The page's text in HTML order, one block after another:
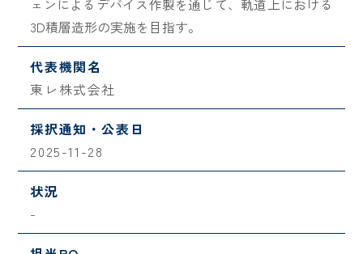
ェンによるデバイス作製を通じて、軌道上における
3D積層造形の実施を目指す。
代表機関名
東レ株式会社
採択通知・公表日
2025-11-28
状況
-